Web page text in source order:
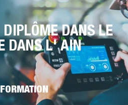
DIPLÔME DANS LE
DANS L' AIN